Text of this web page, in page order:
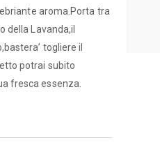
aroma.Porta tra
della Lavanda,il
togliere il
potrai subito
fresca essenza.